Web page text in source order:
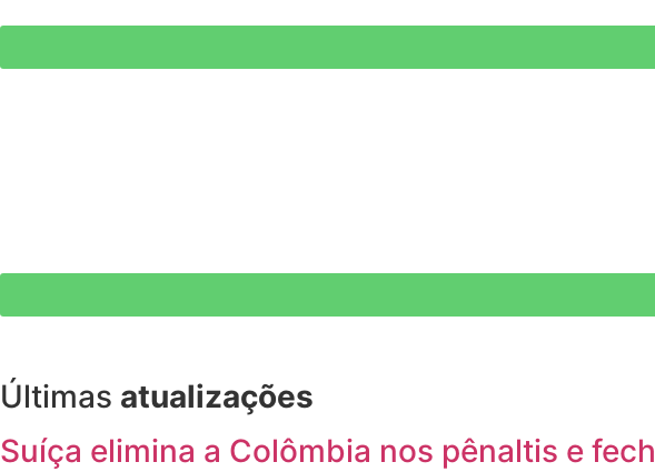
Últimas atualizações
Suíça elimina a Colômbia nos pênaltis e